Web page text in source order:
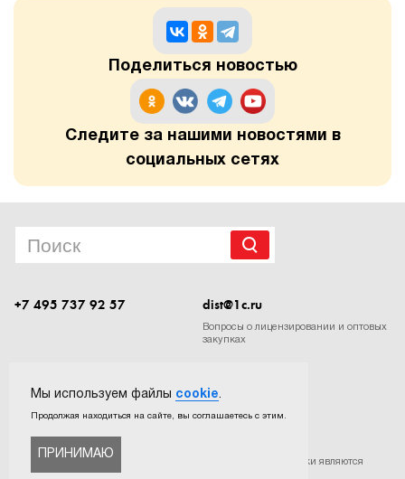
Поделиться новостью
Следите за нашими новостями в
социальных сетях
+7 495 737 92 57 dist@1c.ru
Вопросы о лицензировании и оптовых
закупках
. Все права защищены. Все торговые марки являются
собственностью их правообладателей
Мы используем файлы cookie.
Продолжая находиться на сайте, вы соглашаетесь с этим.
ПРИНИМАЮ